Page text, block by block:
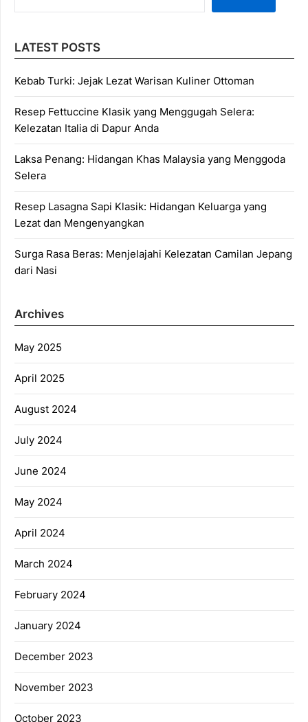
LATEST POSTS
Kebab Turki: Jejak Lezat Warisan Kuliner Ottoman
Resep Fettuccine Klasik yang Menggugah Selera:
Kelezatan Italia di Dapur Anda
Laksa Penang: Hidangan Khas Malaysia yang Menggoda
Selera
Resep Lasagna Sapi Klasik: Hidangan Keluarga yang
Lezat dan Mengenyangkan
Surga Rasa Beras: Menjelajahi Kelezatan Camilan Jepang
dari Nasi
Archives
May 2025
April 2025
August 2024
July 2024
June 2024
May 2024
April 2024
March 2024
February 2024
January 2024
December 2023
November 2023
October 2023